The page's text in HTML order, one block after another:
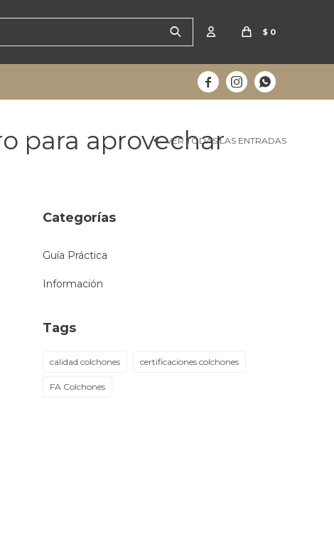
$ 0
  
para aprovecharVER TODAS LAS ENTRADAS
Categorías
Guía Práctica
Información
Tags
calidad colchones certificaciones colchones
FA Colchones